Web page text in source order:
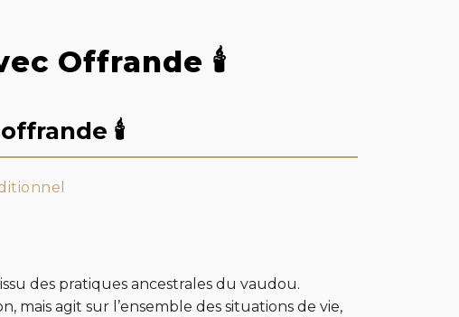
Offrande 🕯️
🕯️
des pratiques ancestrales du vaudou.
agit sur l’ensemble des situations de vie,